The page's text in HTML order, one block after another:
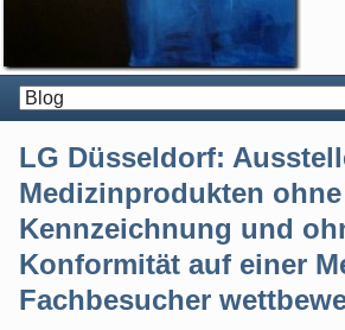
LG Düsseldorf:
Medizinprodukten ohne
Kennzeichnung und
Konformität auf einer
Fachbesucher